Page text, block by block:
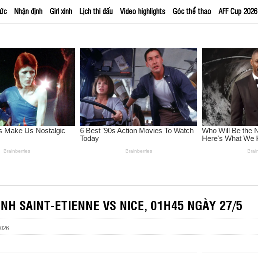
Nhận định Girl xinh Lịch thi đấu Video highlights Góc thể thao AFF Cup 2026
SAINT-ETIENNE VS NICE, 01H45 NGÀY 27/5